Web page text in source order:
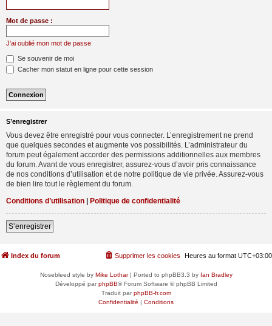
Mot de passe :
J’ai oublié mon mot de passe
Se souvenir de moi
Cacher mon statut en ligne pour cette session
S’enregistrer
Vous devez être enregistré pour vous connecter. L’enregistrement ne prend
que quelques secondes et augmente vos possibilités. L’administrateur du
forum peut également accorder des permissions additionnelles aux membres
du forum. Avant de vous enregistrer, assurez-vous d’avoir pris connaissance
de nos conditions d’utilisation et de notre politique de vie privée. Assurez-vous
de bien lire tout le règlement du forum.
Conditions d’utilisation | Politique de confidentialité
S’enregistrer
Index du forum Heures au format UTC+03:00
Supprimer les cookies
Nosebleed style by Mike Lothar| Ported to phpBB3.3 by Ian Bradley
Développé parphpBB® Forum Software © phpBB Limited
Traduit parphpBB-fr.com
Confidentialité | Conditions